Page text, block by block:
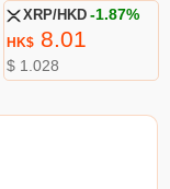
XRP/HKD -1.87%
HK$8.01
$ 1.028